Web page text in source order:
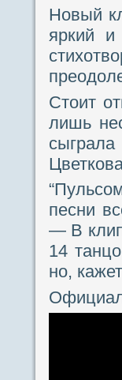
Новый
яркий и
Стоит
лишь
песни
— В
14
но,